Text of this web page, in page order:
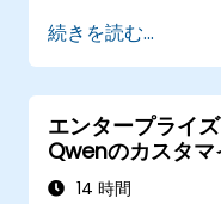
ビスを効果的
AIによって得
に取り入れら
続きを読む...
エンタープライ
Qwenのカスタ
14 時間